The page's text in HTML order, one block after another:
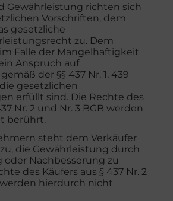
Gewährleistung richten sich
Vorschriften, dem
gesetzliche
zu. Dem
Falle der Mangelhaftigkeit
Anspruch auf
der §§ 437 Nr. 1, 439
gesetzlichen
erfüllt sind. Die Rechte des
Nr. 2 und Nr. 3 BGB werden
berührt.
steht dem Verkäufer
die Gewährleistung durch
oder Nachbesserung zu
des Käufers aus § 437 Nr. 2
werden hierdurch nicht